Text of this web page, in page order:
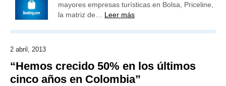
mayores empresas turísticas en Bolsa, Priceline,
la matriz de… Leer más
2 abril, 2013
“Hemos crecido 50% en los últimos
cinco años en Colombia”